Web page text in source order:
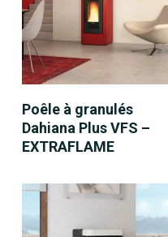
LIRE LA SUITE
Poêle à granulés
Dahiana Plus VFS –
EXTRAFLAME